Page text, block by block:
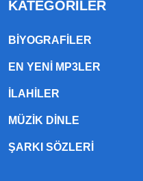
KATEGORILER
BIYOGRAFILER
EN YENI MP3LER
ILAHILER
MÜZIK DINLE
ŞARKI SÖZLERI